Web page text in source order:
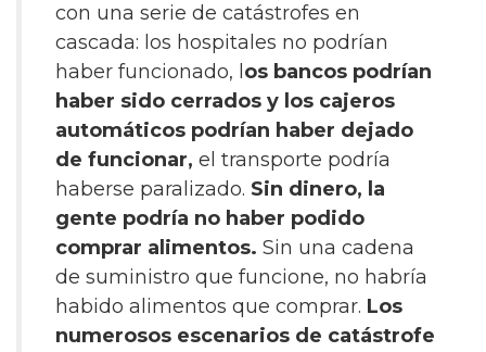
con una serie de catástrofes en
cascada: los hospitales no podrían
haber funcionado, l os bancos podrían
haber sido cerrados y los cajeros
automáticos podrían haber dejado
de funcionar, el transporte podría
haberse paralizado. Sin dinero, la
gente podría no haber podido
comprar alimentos. Sin una cadena
de suministro que funcione, no habría
habido alimentos que comprar. Los
numerosos escenarios de catástrofe